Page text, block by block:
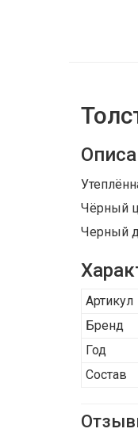
Чёрный
Черный
Артикул
Бренд
Год
Состав